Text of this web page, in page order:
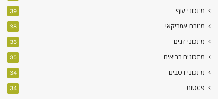
מתכוני עוף 39
מטבח אמריקאי 38
מתכוני דגים 36
מתכונים בריאים 35
מתכוני רטבים 34
פסטות 34